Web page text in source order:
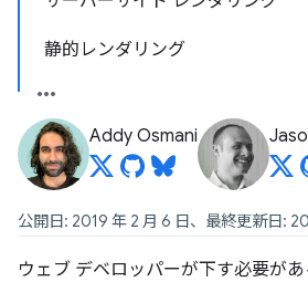
静的レンダリング
Addy Osmani
公開日: 2019 年 2 月 6 日、最終更新日:
ウェブ デベロッパーが下す必要が